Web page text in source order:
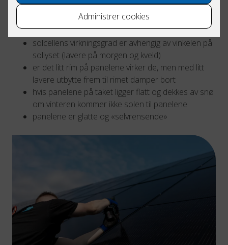
hvor sterkt lyset er
tiden på døgnet
været, det er bedre med lav temperatur enn høy
solcellens virkningsgrad er avhengig av vinkelen på
sollyset (lavere på morgen og kveld)
er det litt rim på panelene virker de, men med litt
lavere utbytte frem til rimet damper bort
hvis panelene på taket ligger flatt og dekkes av snø
om vinteren kommer ikke solen til panelene
panelene er glatte og «selvrensende»